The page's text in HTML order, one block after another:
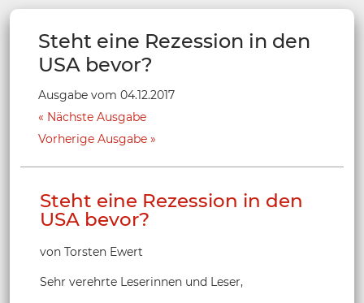
Steht eine Rezession in den
USA bevor?
Ausgabe vom 04.12.2017
Nächste Ausgabe
Vorherige Ausgabe
Steht eine Rezession in den
USA bevor?
von Torsten Ewert
Sehr verehrte Leserinnen und Leser,